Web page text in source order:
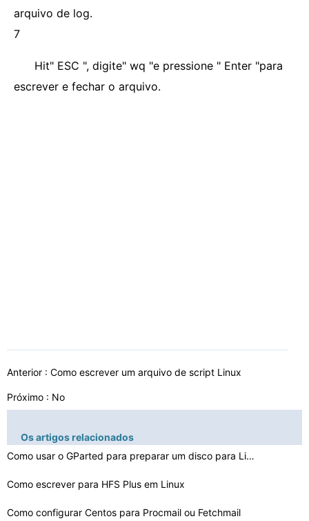
arquivo de log.
7
Hit" ESC ", digite" wq "e pressione " Enter "para
escrever e fechar o arquivo.
Anterior : Como escrever um arquivo de script Linux
Próximo : No
Os artigos relacionados
Como usar o GParted para preparar um disco para Linux
Como escrever para HFS Plus em Linux
Como configurar Centos para Procmail ou Fetchmail